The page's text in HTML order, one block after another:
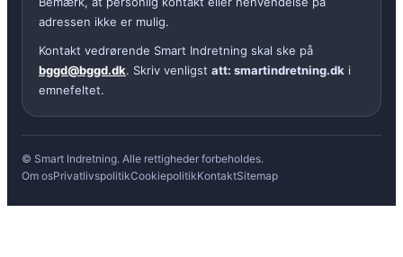
adressen ikke er mulig.
Kontakt vedrørende Smart Indretning skal ske på
bggd@bggd.dk. Skriv venligst att: smartindretning.dk i
emnefeltet.
© Smart Indretning. Alle rettigheder forbeholdes.
Om osPrivatlivspolitikCookiepolitikKontaktSitemap